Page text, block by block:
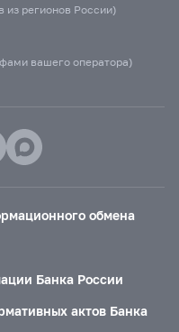
из регионов России)
вашего оператора)
обмена
Банка России
актов Банка